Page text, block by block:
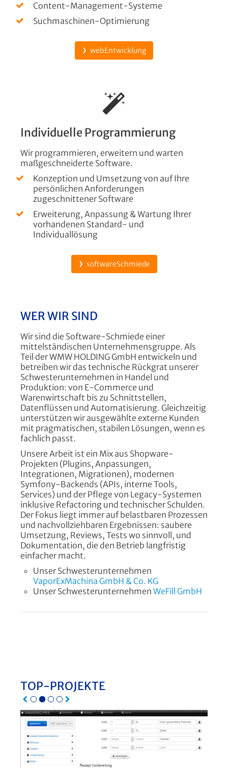
Content-Management-Systeme
Suchmaschinen-Optimierung
webEntwicklung
Individuelle Programmierung
Wir programmieren, erweitern und warten
maßgeschneiderte Software.
Konzeption und Umsetzung von auf Ihre
persönlichen Anforderungen
zugeschnittener Software
Erweiterung, Anpassung & Wartung Ihrer
vorhandenen Standard- und
Individuallösung
softwareSchmiede
WER WIR SIND
Wir sind die Software-Schmiede einer
mittelständischen Unternehmensgruppe. Als
Teil der WMW HOLDING GmbH entwickeln und
betreiben wir das technische Rückgrat unserer
Schwesterunternehmen in Handel und
Produktion: von E-Commerce und
Warenwirtschaft bis zu Schnittstellen,
Datenflüssen und Automatisierung. Gleichzeitig
unterstützen wir ausgewählte externe Kunden
mit pragmatischen, stabilen Lösungen, wenn es
fachlich passt.
Unsere Arbeit ist ein Mix aus Shopware-
Projekten (Plugins, Anpassungen,
Integrationen, Migrationen), modernen
Symfony-Backends (APIs, interne Tools,
Services) und der Pflege von Legacy-Systemen
inklusive Refactoring und technischer Schulden.
Der Fokus liegt immer auf belastbaren Prozessen
und nachvollziehbaren Ergebnissen: saubere
Umsetzung, Reviews, Tests wo sinnvoll, und
Dokumentation, die den Betrieb langfristig
einfacher macht.
Unser Schwesterunternehmen
VaporExMachina GmbH & Co. KG
Unser Schwesterunternehmen WeFill GmbH
TOP-PROJEKTE